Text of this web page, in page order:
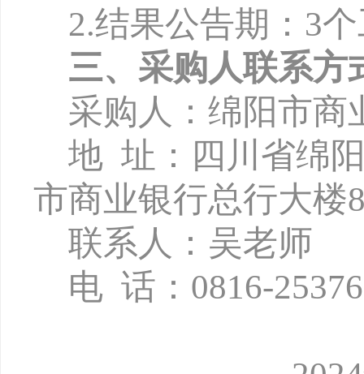
2.结果公告期：3
三、采购人联系方
采购人：绵阳市商
地 址：四川省绵
市商业银行总行大楼
联系人：吴老师
电 话： 0816-